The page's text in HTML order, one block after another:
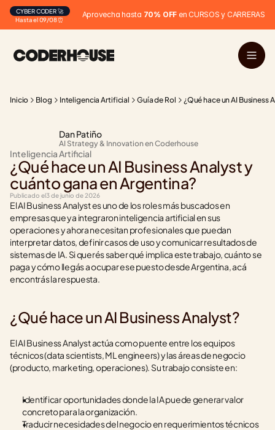
Hasta el 09/08 ⏰
CYBER CODER 🚀 Aprovecha hasta 70% OFF en CURSOS y CARRERAS
Inicio Blog Inteligencia Artificial Guía de Rol ¿Qué hace un AI Business
Dan Patiño
AI Strategy & Innovation en Coderhouse
Inteligencia Artificial
¿Qué hace un AI Business Analyst y
cuánto gana en Argentina?
Publicado el3 de junio de 2026
El AI Business Analyst es uno de los roles más buscados en
empresas que ya integraron inteligencia artificial en sus
operaciones y ahora necesitan profesionales que puedan
interpretar datos, definir casos de uso y comunicar resultados de
sistemas de IA. Si querés saber qué implica este trabajo, cuánto se
paga y cómo llegás a ocupar ese puesto desde Argentina, acá
encontrás la respuesta.
¿Qué hace un AI Business Analyst?
El AI Business Analyst actúa como puente entre los equipos
técnicos (data scientists, ML engineers) y las áreas de negocio
(producto, marketing, operaciones). Su trabajo consiste en:
Identificar oportunidades donde la IA puede generar valor
concreto para la organización.
Traducir necesidades del negocio en requerimientos técnicos